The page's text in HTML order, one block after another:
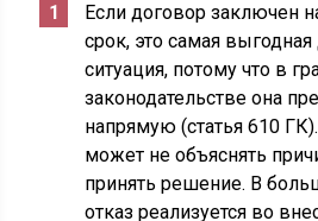
Если договор заключен
срок, это самая
ситуация, потому что в
законодательстве она
напрямую (статья 610
может не объяснять
принять решение. В
отказ реализуется во